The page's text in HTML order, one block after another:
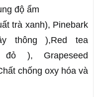
độ ẩm
trà xanh), Pinebark
thông ),Red tea
), Grapeseed
chống oxy hóa và